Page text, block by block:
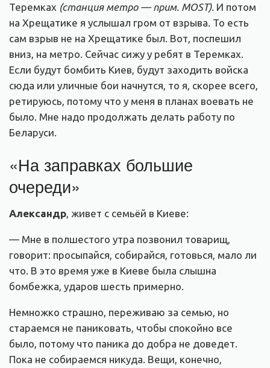
Теремках (станция метро — прим. MOST). И потом
на Хрещатике я услышал гром от взрыва. То есть
сам взрыв не на Хрещатике был. Вот, поспешил
вниз, на метро. Сейчас сижу у ребят в Теремках.
Если будут бомбить Киев, будут заходить войска
сюда или уличные бои начнутся, то я, скорее всего,
ретируюсь, потому что у меня в планах воевать не
было. Мне надо продолжать делать работу по
Беларуси.
«На заправках большие
очереди»
Александр , живет с семьёй в Киеве:
— Мне в полшестого утра позвонил товарищ,
говорит: просыпайся, собирайся, готовься, мало ли
что. В это время уже в Киеве была слышна
бомбежка, ударов шесть примерно.
Немножко страшно, переживаю за семью, но
стараемся не паниковать, чтобы спокойно все
было, потому что паника до добра не доведет.
Пока не собираемся никуда. Вещи, конечно,